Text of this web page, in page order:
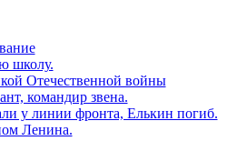
школу.
Отечественной войны
командир звена.
у линии фронта, Елькин погиб.
Ленина.